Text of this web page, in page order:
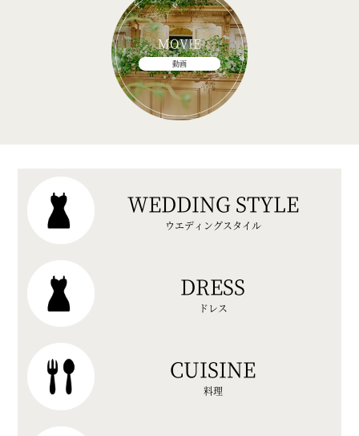
MOVIE
動画
WEDDING STYLE
ウエディングスタイル
DRESS
ドレス
CUISINE
料理